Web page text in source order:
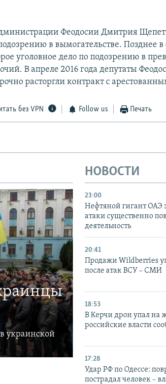
Феодосии Дмитрия
в вымогательстве. Позднее
уголовное дело по подозрению в
В апреле 2016 года депутаты
расторгли контракт с
без VPN Follow us Печать
украинской
НОВОСТИ
23:00
Нефтяной гигант ОАЭ
атаки существенно
деятельность
20:41
Продажи Wildberries
после атак ВСУ – СМИ
18:53
В Керчи дрон упал на
российские власти
17:28
Удар РФ по Одессе:
пострадал человек –